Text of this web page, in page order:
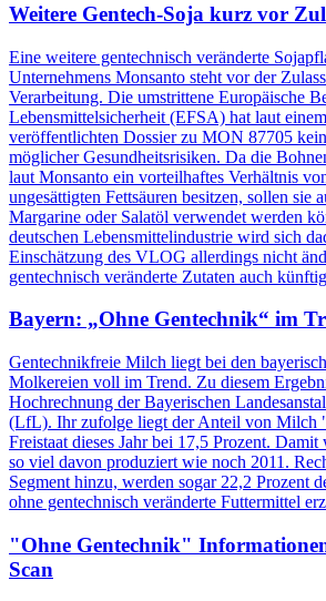
Weitere Gentech-Soja kurz vor
Eine weitere gentechnisch veränderte
Unternehmens Monsanto steht vor der
Verarbeitung. Die umstrittene Europäische
Lebensmittelsicherheit (EFSA) hat laut
veröffentlichten Dossier zu MON 87705
möglicher Gesundheitsrisiken. Da die
laut Monsanto ein vorteilhaftes Verhältnis
ungesättigten Fettsäuren besitzen, sollen sie
Margarine oder Salatöl verwendet werden
deutschen Lebensmittelindustrie wird sich
Einschätzung des VLOG allerdings nicht
gentechnisch veränderte Zutaten auch
Bayern: „Ohne Gentechnik“ im
Gentechnikfreie Milch liegt bei den
Molkereien voll im Trend. Zu diesem
Hochrechnung der Bayerischen
(LfL). Ihr zufolge liegt der Anteil von Milch
Freistaat dieses Jahr bei 17,5 Prozent.
so viel davon produziert wie noch 2011.
Segment hinzu, werden sogar 22,2 Prozent
ohne gentechnisch veränderte Futtermittel
"Ohne Gentechnik"
Scan